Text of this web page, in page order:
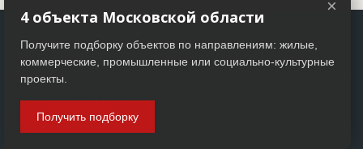
×
4 объекта Московской области
Получите подборку объектов по направлениям: жилые,
коммерческие, промышленные или социально-культурные
проекты.
Получить подборку